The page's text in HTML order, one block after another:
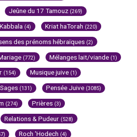
Jeûne du 17 Tamouz (269)
Kabbala (4) Kriat haTorah (220)
des prénoms hébraïques (2)
(772) Mélanges lait/viande (1)
(154) Musique juive (1)
(131) Pensée Juive (3085)
(274) Prières (3)
Relations & Pudeur (528)
Roch 'Hodech (4)